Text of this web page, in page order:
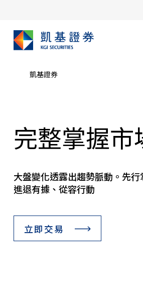
凱基證券
完整掌握市
大盤變化透露出趨勢脈動。先
進退有據、從容行動
立即交易